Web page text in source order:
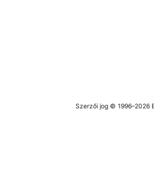
Szerzői jog © 1996–2026